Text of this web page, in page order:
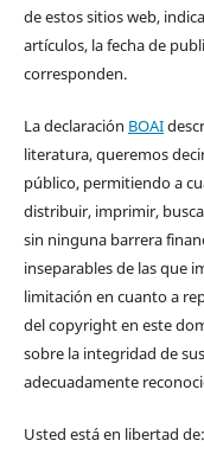
de estos sitios web,
artículos, la fecha de
corresponden.
La declaración BOAI
literatura, queremos
público, permitiendo a
distribuir, imprimir,
sin ninguna barrera
inseparables de las que
limitación en cuanto a
del copyright en este
sobre la integridad de
adecuadamente
Usted está en libertad de: